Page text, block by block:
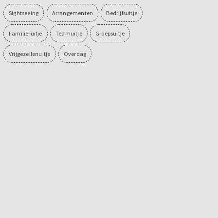
Sightseeing Arrangementen Bedrijfsuitje
Familie-uitje Teamuitje Groepsuitje
Vrijgezellenuitje Overdag